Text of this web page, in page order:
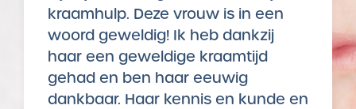
kraamhulp. Deze vrouw is in een
woord geweldig! Ik heb dankzij
haar een geweldige kraamtijd
gehad en ben haar eeuwig
dankbaar. Haar kennis en kunde en